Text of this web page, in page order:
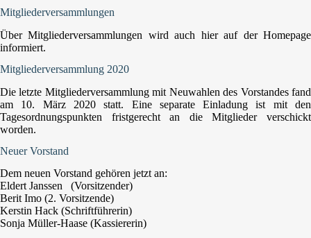
Mitgliederversammlungen
Über Mitgliederversammlungen wird auch hier auf der Homepage
informiert.
Mitgliederversammlung 2020
Die letzte Mitgliederversammlung mit Neuwahlen des Vorstandes fand
am 10. März 2020 statt. Eine separate Einladung ist mit den
Tagesordnungspunkten fristgerecht an die Mitglieder verschickt
worden.
Neuer Vorstand
Dem neuen Vorstand gehören jetzt an:
Eldert Janssen (Vorsitzender)
Berit Imo (2. Vorsitzende)
Kerstin Hack (Schriftführerin)
Sonja Müller-Haase (Kassiererin)